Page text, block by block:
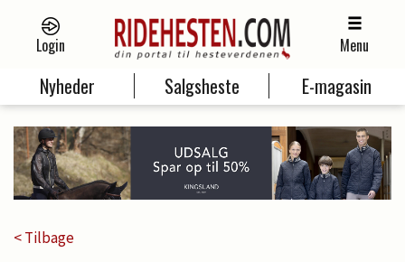
Login Menu
Nyheder Salgsheste E-magasin
< Tilbage